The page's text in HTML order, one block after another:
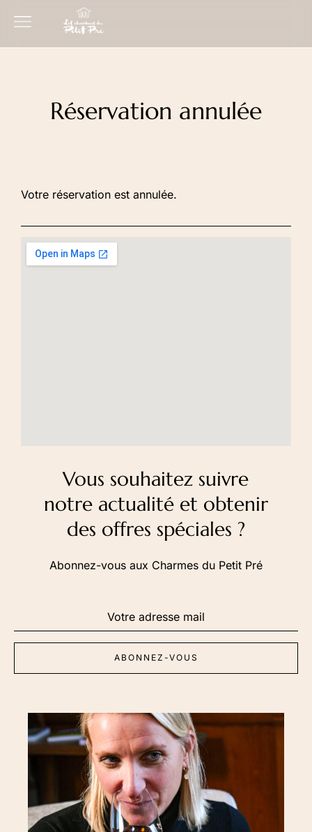
Réservation annulée
Votre réservation est annulée.
Vous souhaitez suivre
notre actualité et obtenir
des offres spéciales ?
Abonnez-vous aux Charmes du Petit Pré